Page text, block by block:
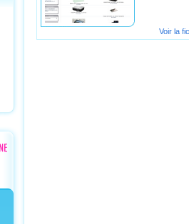
Voir la